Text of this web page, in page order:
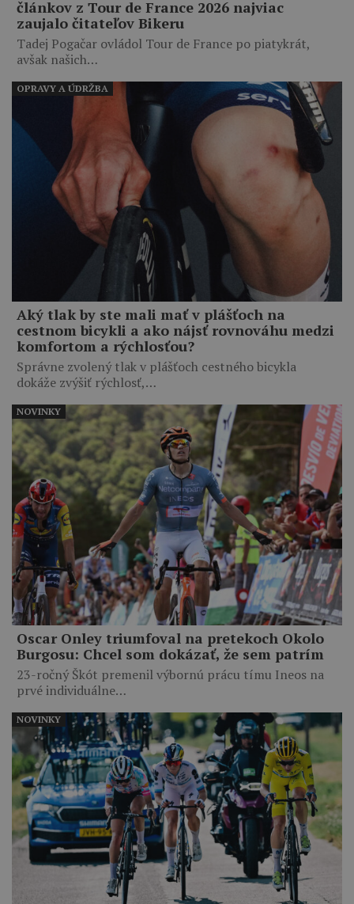
článkov z Tour de France 2026 najviac
zaujalo čitateľov Bikeru
Tadej Pogačar ovládol Tour de France po piatykrát,
avšak našich…
Aký tlak by ste mali mať v plášťoch na
cestnom bicykli a ako nájsť rovnováhu medzi
komfortom a rýchlosťou?
Správne zvolený tlak v plášťoch cestného bicykla
dokáže zvýšiť rýchlosť,…
OPRAVY A ÚDRŽBA
Oscar Onley triumfoval na pretekoch Okolo
Burgosu: Chcel som dokázať, že sem patrím
23-ročný Škót premenil výbornú prácu tímu Ineos na
prvé individuálne…
NOVINKY
NOVINKY